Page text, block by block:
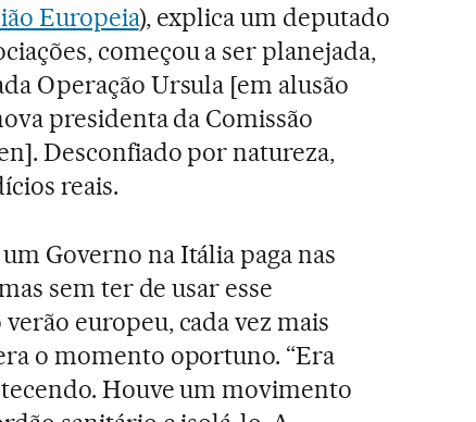
Europeia), explica um deputado
começou a ser planejada,
Operação Ursula [em alusão
presidenta da Comissão
Desconfiado por natureza,
reais.
Governo na Itália paga nas
sem ter de usar esse
europeu, cada vez mais
o momento oportuno. “Era
Houve um movimento